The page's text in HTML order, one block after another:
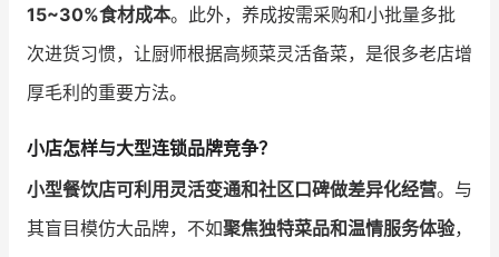
15~30%食材成本。此外，养成按需采购和小批量多批
次进货习惯，让厨师根据高频菜灵活备菜，是很多老店增
厚毛利的重要方法。
小店怎样与大型连锁品牌竞争？
小型餐饮店可利用灵活变通和社区口碑做差异化经营。与
其盲目模仿大品牌，不如聚焦独特菜品和温情服务体验，